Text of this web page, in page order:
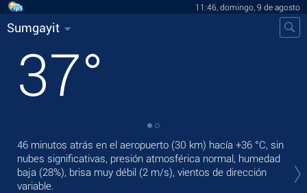
11:46, domingo, 9 de agosto
Sumgayit
37°
46 minutos atrás en el aeropuerto (30 km) hacía +36 °C, sin
nubes significativas, presión atmosférica normal, humedad
baja (28%), brisa muy débil (2 m/s), vientos de dirección
variable.